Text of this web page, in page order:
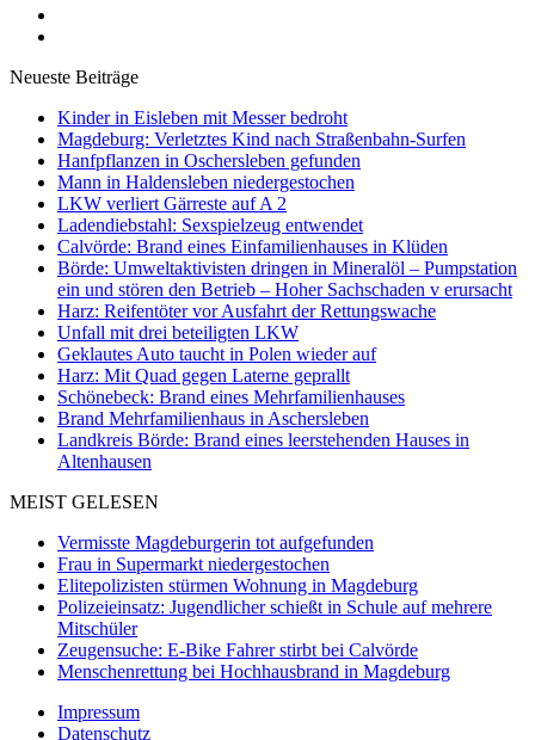
Neueste Beiträge
Kinder in Eisleben mit Messer bedroht
Magdeburg: Verletztes Kind nach Straßenbahn-Surfen
Hanfpflanzen in Oschersleben gefunden
Mann in Haldensleben niedergestochen
LKW verliert Gärreste auf A 2
Ladendiebstahl: Sexspielzeug entwendet
Calvörde: Brand eines Einfamilienhauses in Klüden
Börde: Umweltaktivisten dringen in Mineralöl – Pumpstation
ein und stören den Betrieb – Hoher Sachschaden v erursacht
Harz: Reifentöter vor Ausfahrt der Rettungswache
Unfall mit drei beteiligten LKW
Geklautes Auto taucht in Polen wieder auf
Harz: Mit Quad gegen Laterne geprallt
Schönebeck: Brand eines Mehrfamilienhauses
Brand Mehrfamilienhaus in Aschersleben
Landkreis Börde: Brand eines leerstehenden Hauses in
Altenhausen
MEIST GELESEN
Vermisste Magdeburgerin tot aufgefunden
Frau in Supermarkt niedergestochen
Elitepolizisten stürmen Wohnung in Magdeburg
Polizeieinsatz: Jugendlicher schießt in Schule auf mehrere
Mitschüler
Zeugensuche: E-Bike Fahrer stirbt bei Calvörde
Menschenrettung bei Hochhausbrand in Magdeburg
Impressum
Datenschutz